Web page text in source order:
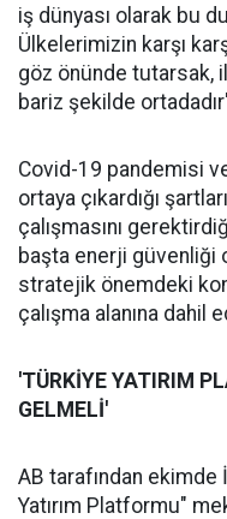
iş dünyası olarak bu
Ülkelerimizin karşı
göz önünde tutarsak,
bariz şekilde
Covid-19 pandemisi
ortaya çıkardığı
çalışmasını
başta enerji güvenliği
stratejik önemdeki
çalışma alanına
'TÜRKİYE YATIRIM
GELMELİ'
AB tarafından ekimde
Yatırım Platformu"